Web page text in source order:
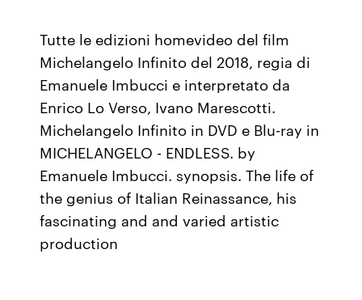
Tutte le edizioni homevideo del film
Michelangelo Infinito del 2018, regia di
Emanuele Imbucci e interpretato da
Enrico Lo Verso, Ivano Marescotti.
Michelangelo Infinito in DVD e Blu-ray in
MICHELANGELO - ENDLESS. by
Emanuele Imbucci. synopsis. The life of
the genius of Italian Reinassance, his
fascinating and and varied artistic
production